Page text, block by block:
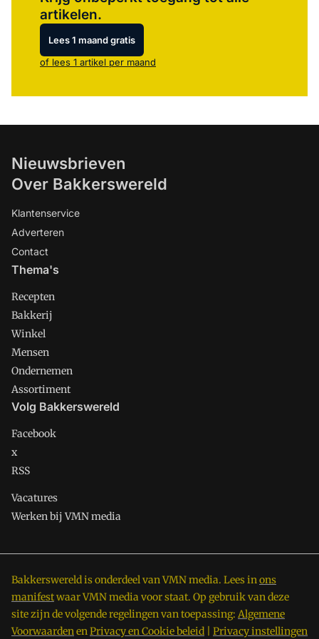
artikelen.
Lees 1 maand gratis
of lees 1 artikel per maand
Nieuwsbrieven
Over Bakkerswereld
Klantenservice
Adverteren
Contact
Thema's
Recepten
Bakkerij
Winkel
Mensen
Ondernemen
Assortiment
Volg Bakkerswereld
Facebook
x
RSS
Vacatures
Werken bij VMN media
Bakkerswereld is onderdeel van VMN media. Lees inons
manifestwaar VMN media voor staat. Op gebruik van deze
site zijn de volgende regelingen van toepassing: Algemene
VoorwaardenenPrivacy en Cookie beleid Privacy instellingen